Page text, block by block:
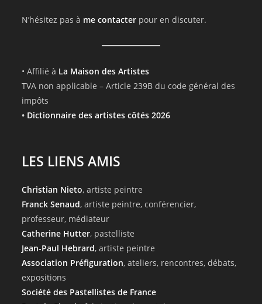
N’hésitez pas à me contacter pour en discuter.
• Affilié à La Maison des Artistes
TVA non applicable – Article 239B du code général des
impôts
• Dictionnaire des artistes côtés 2026
LES LIENS AMIS
Christian Nieto, artiste peintre
Franck Senaud, artiste peintre, conférencier,
professeur, médiateur
Catherine Hutter, pastelliste
Jean-Paul Hebrard, artiste peintre
Association Préfiguration, ateliers, rencontres, débats,
expositions
Société des Pastellistes de France